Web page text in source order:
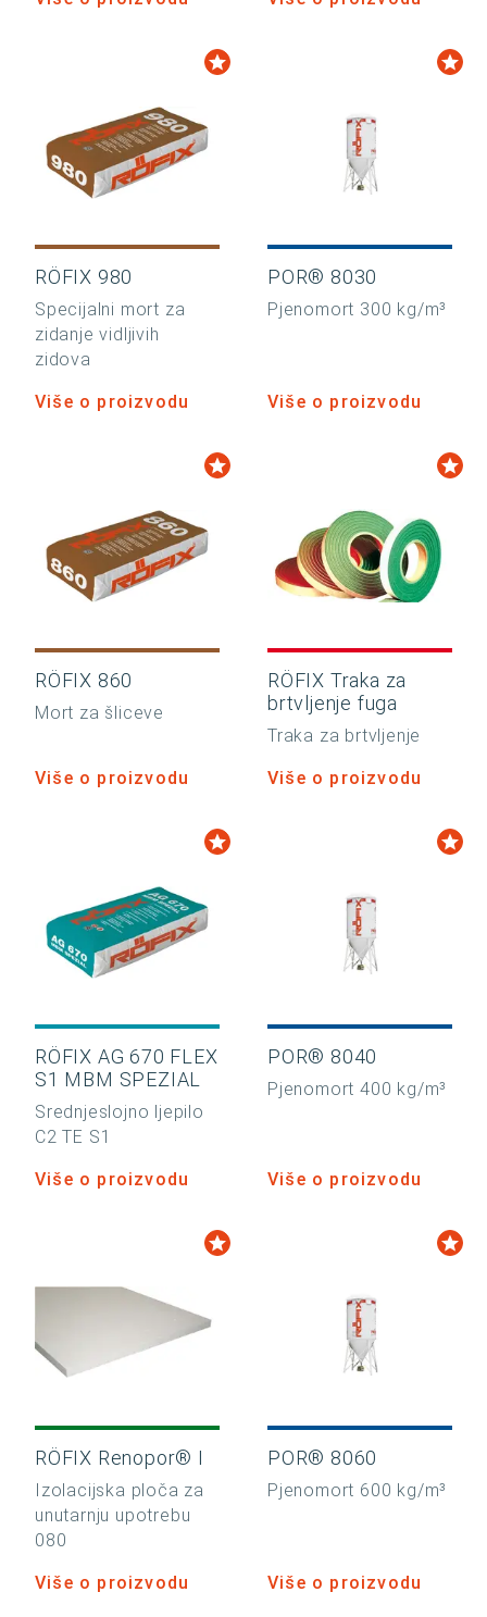
RÖFIX 980
Specijalni mort za
zidanje vidljivih
zidova
Više o proizvodu
POR® 8030
Pjenomort 300 kg/m³
Više o proizvodu
RÖFIX 860
Mort za šliceve
Više o proizvodu
RÖFIX Traka za
brtvljenje fuga
Traka za brtvljenje
Više o proizvodu
RÖFIX AG 670 FLEX
S1 MBM SPEZIAL
Srednjeslojno ljepilo
C2 TE S1
Više o proizvodu
POR® 8040
Pjenomort 400 kg/m³
Više o proizvodu
RÖFIX Renopor® I
Izolacijska ploča za
unutarnju upotrebu
080
Više o proizvodu
POR® 8060
Pjenomort 600 kg/m³
Više o proizvodu